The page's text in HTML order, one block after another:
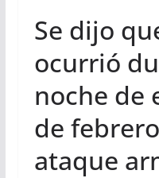
Se dijo
ocurrió
noche de
de
ataque